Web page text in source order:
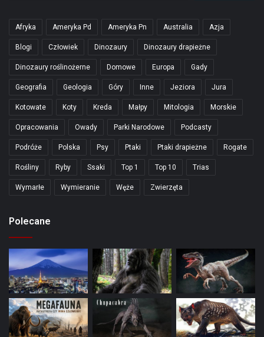
Afryka Ameryka Pd Ameryka Pn Australia Azja
Blogi Człowiek Dinozaury Dinozaury drapieżne
Dinozaury roślinożerne Domowe Europa Gady
Geografia Geologia Góry Inne Jeziora Jura
Kotowate Koty Kreda Małpy Mitologia Morskie
Opracowania Owady Parki Narodowe Podcasty
Podróże Polska Psy Ptaki Ptaki drapieżne Rogate
Rośliny Ryby Ssaki Top 1 Top 10 Trias
Wymarłe Wymieranie Węże Zwierzęta
Polecane